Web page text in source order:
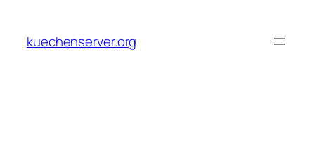
content
kuechenserver.org